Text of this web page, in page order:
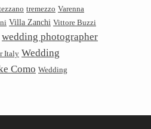
tremezzo Varenna
Villa Zanchi Vittore Buzzi
wedding photographer
Italy Wedding
Como Wedding